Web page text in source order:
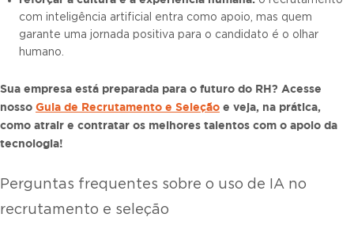
com inteligência artificial entra como apoio, mas quem
garante uma jornada positiva para o candidato é o olhar
humano.
Sua empresa está preparada para o futuro do RH? Acesse
nosso Guia de Recrutamento e Seleção e veja, na prática,
como atrair e contratar os melhores talentos com o apoio da
tecnologia!
Perguntas frequentes sobre o uso de IA no
recrutamento e seleção